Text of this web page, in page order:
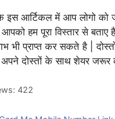
इस आर्टिकल में आप लोगो को
आपको हम पूरा विस्तार से
भी प्राप्त कर सकते है |
दोस्तों के साथ शेयर जरूर
422